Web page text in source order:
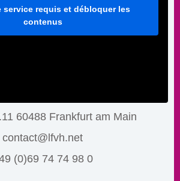
service requis et débloquer les
contenus
60488 Frankfurt am Main
contact@lfvh.net
(0)69 74 74 98 0